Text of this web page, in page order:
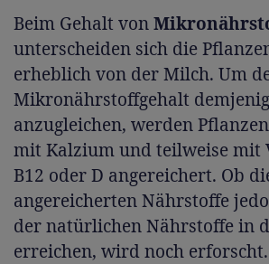
Beim Gehalt von
unterscheiden sich die
erheblich von der Milch. Um
Mikronährstoffgehalt
anzugleichen, werden
mit Kalzium und teilweise mit
B12 oder D angereichert. Ob
angereicherten Nährstoffe
der natürlichen Nährstoffe in
erreichen, wird noch erforscht.